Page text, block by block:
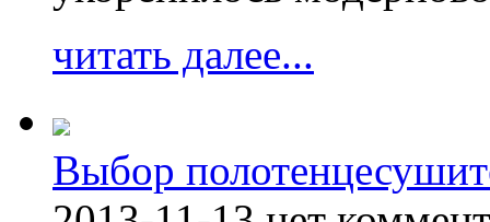
читать далее...
Выбор